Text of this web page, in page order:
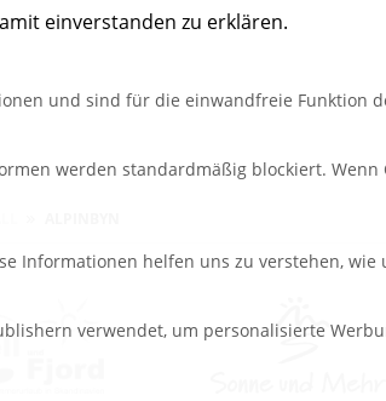
einverstanden zu erklären.
und sind für die einwandfreie Funktion
werden standardmäßig blockiert.
Informationen helfen uns zu verstehen,
verwendet, um personalisierte